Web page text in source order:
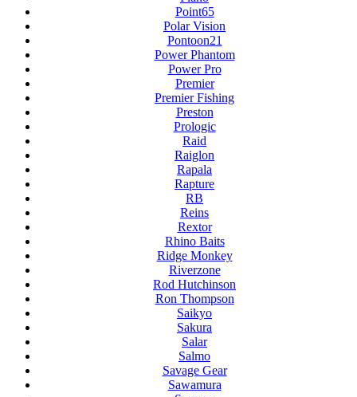
Point65
Polar Vision
Pontoon21
Power Phantom
Power Pro
Premier
Premier Fishing
Preston
Prologic
Raid
Raiglon
Rapala
Rapture
RB
Reins
Rextor
Rhino Baits
Ridge Monkey
Riverzone
Rod Hutchinson
Ron Thompson
Saikyo
Sakura
Salar
Salmo
Savage Gear
Sawamura